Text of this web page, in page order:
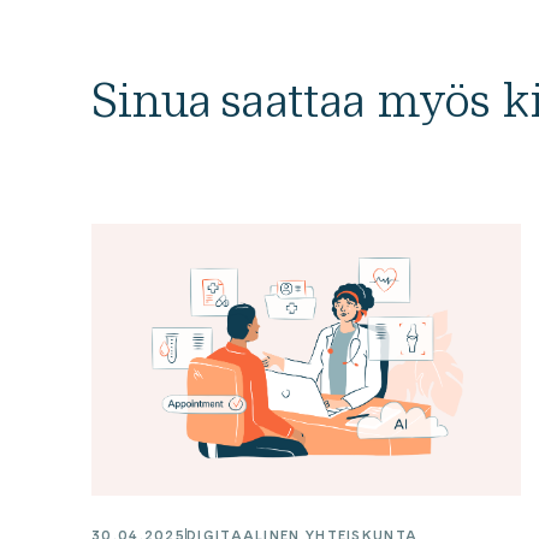
Sinua saattaa myös
30.04.2025 DIGITAALINEN YHTEISKUNTA